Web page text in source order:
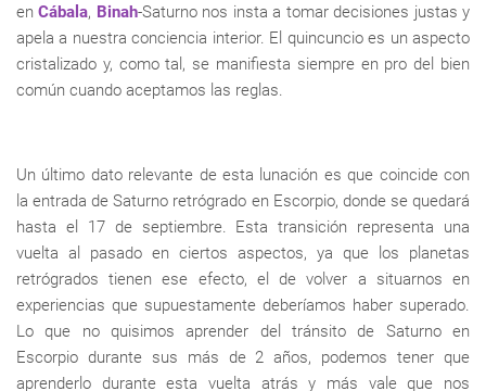
enCábala, Binah-Saturno nos insta a tomar decisiones justas y
apela a nuestra conciencia interior. El quincuncio es un aspecto
cristalizado y, como tal, se manifiesta siempre en pro del bien
común cuando aceptamos las reglas.
Un último dato relevante de esta lunación es que coincide con
la entrada de Saturno retrógrado en Escorpio, donde se quedará
hasta el 17 de septiembre. Esta transición representa una
vuelta al pasado en ciertos aspectos, ya que los planetas
retrógrados tienen ese efecto, el de volver a situarnos en
experiencias que supuestamente deberíamos haber superado.
Lo que no quisimos aprender del tránsito de Saturno en
Escorpio durante sus más de 2 años, podemos tener que
aprenderlo durante esta vuelta atrás y más vale que nos